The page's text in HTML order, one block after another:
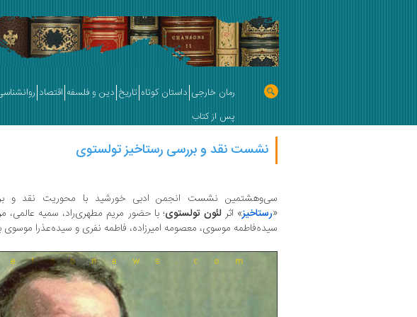
رمان خارجی داستان کوتاه تاریخ دین و فلسفه اقتصاد
پس از کتاب
نشست نقد و بررسی رستاخیز تولستوی
سی‌وهشتمین نشست انجمن ادبی خورشید با محوریت نقد و
«رستاخیز» اثر لئون تولستوی؛ با حضور مریم مطهری‌راد، سمیه عالمی،
سیده‌فاطمه موسوی، معصومه امیرزاده، فاطمه نفری و سیده‌عذرا موسوی